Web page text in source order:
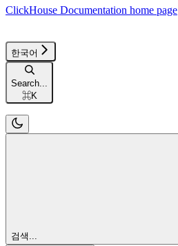
ClickHouse Documentation home page
한국어
Search...
⌘K
검색...